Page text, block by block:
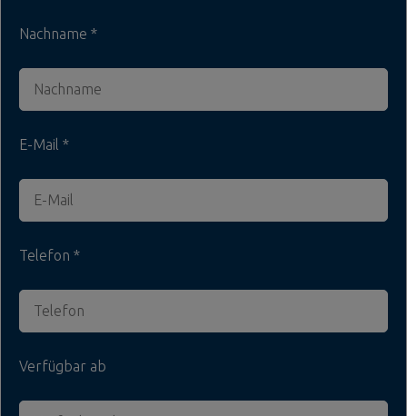
Nachname
E-Mail
Telefon
Verfügbar ab